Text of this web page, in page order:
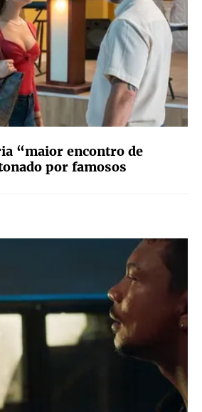
“maior encontro de
por famosos